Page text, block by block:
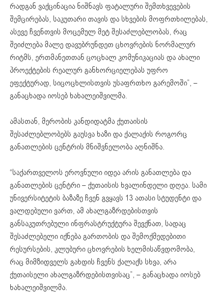
რადგან ვაქცინაცია ნიშნავს ფატალური შემთხვევების
შემცირებას, საკუთარი თავის და სხვების მოფრთხილებას,
ასევე ჩვენთვის მოცემულ მეტ შესაძლებლობას, რაც
შეიძლება მალე დავუბრუნდეთ ცხოვრების ნორმალურ
რიტმს, ერთმანეთთან ცოცხალ კომუნიკაციას და ახალი
პროექტების რეალურ განხორციელებას უფრო
ეფექტურად, სიცოცხლისთვის უსაფრთხო გარემოში”, –
განაცხადა იოსებ ხახალეიშვილმა.
ამასთან, მერობის კანდიდატმა ქუთაისის
შესაძლებლობებს გაუსვა ხაზი და ქალაქის როგორც
განათლების ცენტრის მნიშვნელობა აღნიშნა.
“საქართველოს ეროვნული იდეა არის განათლება და
განათლების ცენტრი – ქუთაისის ხვალინდელი დღეა. სამი
უნივერსიტეტის ბაზაზე ჩვენ გვყავს 13 ათასი სტუდენტი და
ვალდებული ვართ, ამ ახალგაზრდებისთვის
განსაკუთრებული ინფრასტრუქტურა შევქნათ, სადაც
შესაძლებელი იქნება გართობის და შემოქმედებითი
რესურსების, კლუბური ცხოვრების ხელმისაწვდომობა,
რაც მიმზიდველს გახდის ჩვენს ქალაქს სხვა, არა
ქუთაისელი ახალგაზრდებისთვისაც”, – განაცხადა იოსებ
ხახალეიშვილმა.